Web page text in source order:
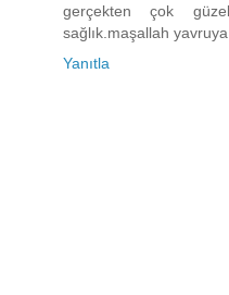
gerçekten çok
sağlık.maşallah yavruya
Yanıtla